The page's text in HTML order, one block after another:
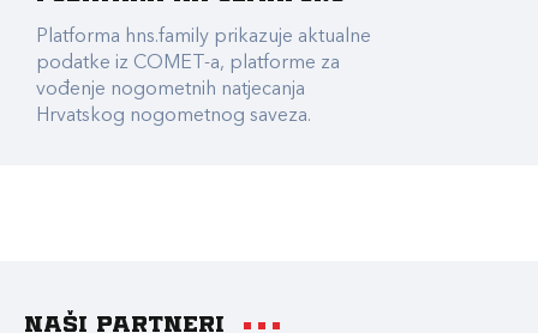
Platforma hns.family prikazuje aktualne
podatke iz COMET-a, platforme za
vođenje nogometnih natjecanja
Hrvatskog nogometnog saveza.
Naši partneri